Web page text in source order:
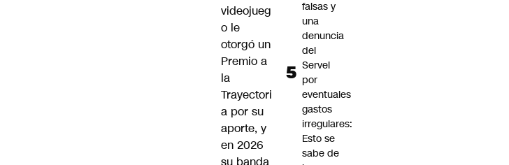
videojueg
o le
otorgó un
Premio a
la
Trayectori
a por su
aporte, y
en 2026
su banda
falsas y
una
denuncia
del
Servel
por
eventuales
gastos
irregulares:
Esto se
sabe de